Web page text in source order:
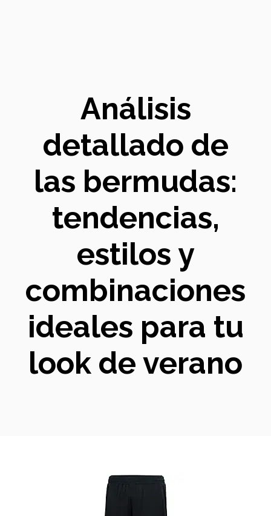
Análisis
detallado de
las bermudas:
tendencias,
estilos y
combinaciones
ideales para tu
look de verano